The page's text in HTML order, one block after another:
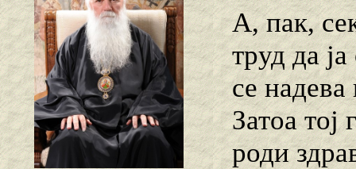
А, пак,
труд да
се надева
Затоа тој
роди